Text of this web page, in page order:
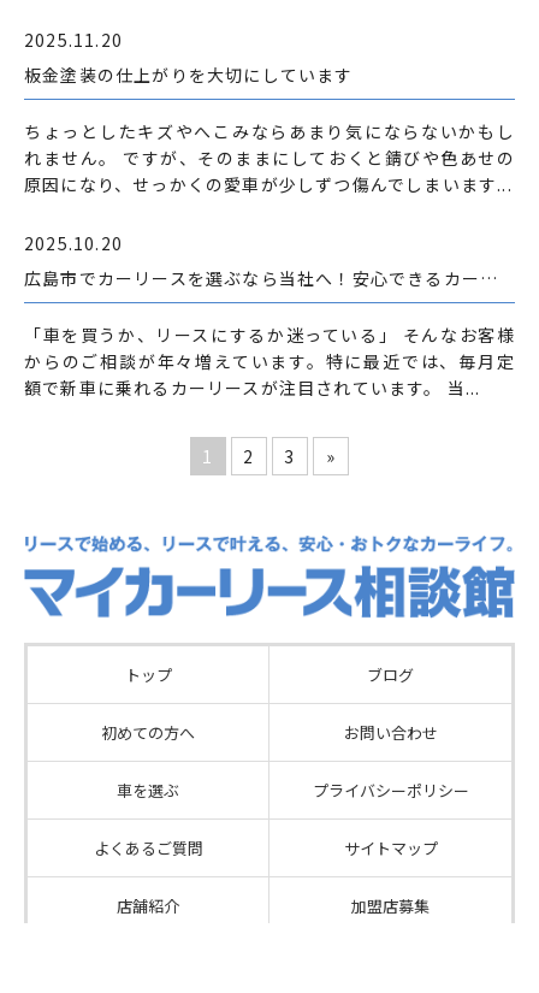
2025.11.20
板金塗装の仕上がりを大切にしています
ちょっとしたキズやへこみならあまり気にならないかもし
れません。 ですが、そのままにしておくと錆びや色あせの
原因になり、せっかくの愛車が少しずつ傷んでしまいます...
2025.10.20
広島市でカーリースを選ぶなら当社へ！安心できるカーリース専門店
「車を買うか、リースにするか迷っている」 そんなお客様
からのご相談が年々増えています。特に最近では、毎月定
額で新車に乗れるカーリースが注目されています。 当...
1 2 3 »
トップ ブログ
初めての方へ お問い合わせ
車を選ぶ プライバシーポリシー
よくあるご質問 サイトマップ
店舗紹介 加盟店募集